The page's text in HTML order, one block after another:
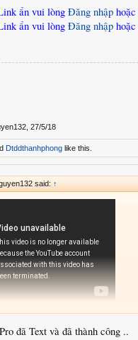
ẩn vui lòng Đăng nhập hoặc
ẩn vui lòng Đăng nhập hoặc
27/5/18
Dtddthanhphong like this.
said: ↑
Link ẩn vui lòngĐăng nhậphoặcĐăng ký
đã Text và đã thành công ..